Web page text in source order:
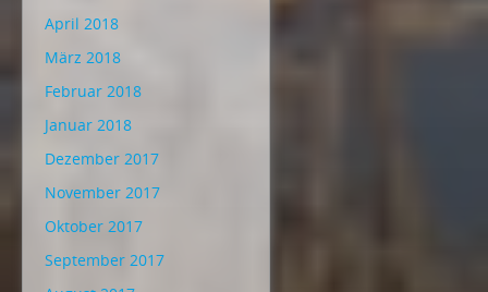
April 2018
März 2018
Februar 2018
Januar 2018
Dezember 2017
November 2017
Oktober 2017
September 2017